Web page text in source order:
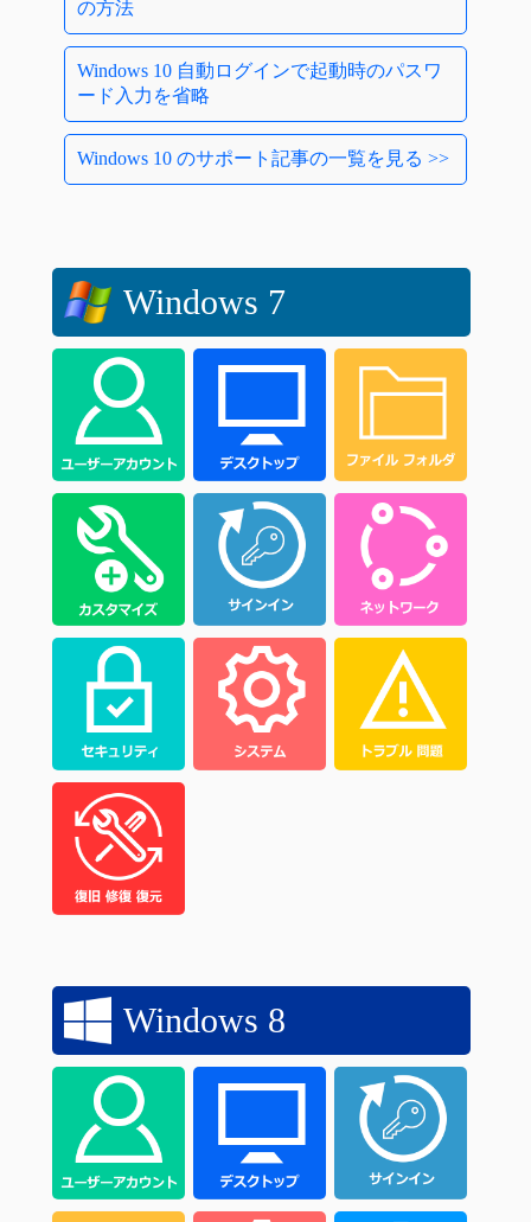
の方法
Windows 10 自動ログインで起動時のパスワ
ード入力を省略
Windows 10 のサポート記事の一覧を見る >>
Windows 7
Windows 8